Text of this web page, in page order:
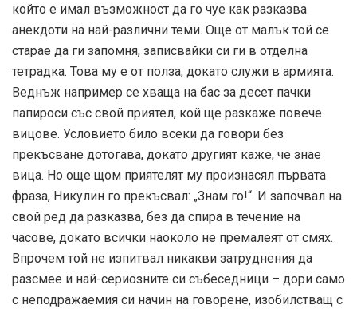
който е имал възможност да го чуе как разказва
анекдоти на най-различни теми. Още от малък той се
старае да ги запомня, записвайки си ги в отделна
тетрадка. Това му е от полза, докато служи в армията.
Веднъж например се хваща на бас за десет пачки
папироси със свой приятел, кой ще разкаже повече
вицове. Условието било всеки да говори без
прекъсване дотогава, докато другият каже, че знае
вица. Но още щом приятелят му произнасял първата
фраза, Никулин го прекъсвал: „Знам го!“. И започвал на
свой ред да разказва, без да спира в течение на
часове, докато всички наоколо не премалеят от смях.
Впрочем той не изпитвал никакви затруднения да
разсмее и най-сериозните си събеседници – дори само
с неподражаемия си начин на говорене, изобилстващ с